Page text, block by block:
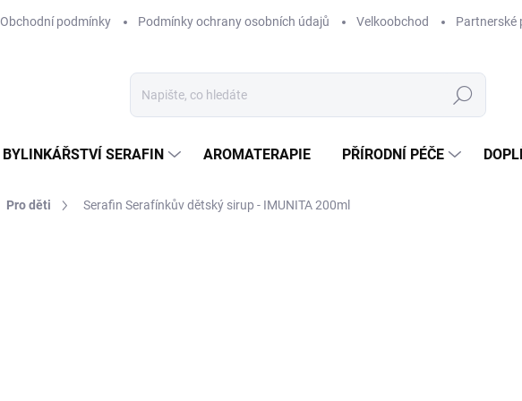
Obchodní podmínky Podmínky ochrany osobních údajů Velkoobchod Partnerské
Hledat
BYLINKÁŘSTVÍ SERAFIN AROMATERAPIE PŘÍRODNÍ PÉČE
Pro děti Serafin Serafínkův dětský sirup - IMUNITA 200ml